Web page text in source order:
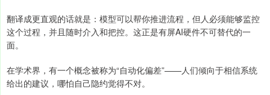
翻译成更直观的话就是：模型可以帮你推进流程，但人必须能够监控
这个过程，并且随时介入和把控。这正是有屏AI硬件不可替代的一
面。
在学术界，有一个概念被称为“自动化偏差”——人们倾向于相信系统
给出的建议，哪怕自己隐约觉得不对。